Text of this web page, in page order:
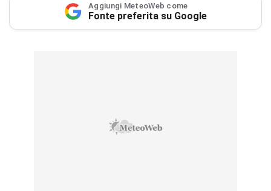
Aggiungi MeteoWeb come
Fonte preferita su Google